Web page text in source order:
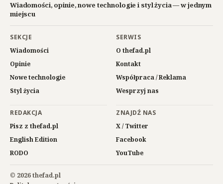
Wiadomości, opinie, nowe technologie i styl życia — w jednym
miejscu
SEKCJE
Wiadomości
Opinie
Nowe technologie
Styl życia
SERWIS
O thefad.pl
Kontakt
Współpraca / Reklama
Wesprzyj nas
REDAKCJA
Pisz z thefad.pl
English Edition
RODO
ZNAJDŹ NAS
X / Twitter
Facebook
YouTube
© 2026 thefad.pl